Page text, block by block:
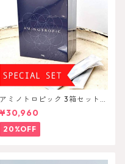
アミノトロピック 3箱セット A
minoTropic
¥30,960
20%OFF